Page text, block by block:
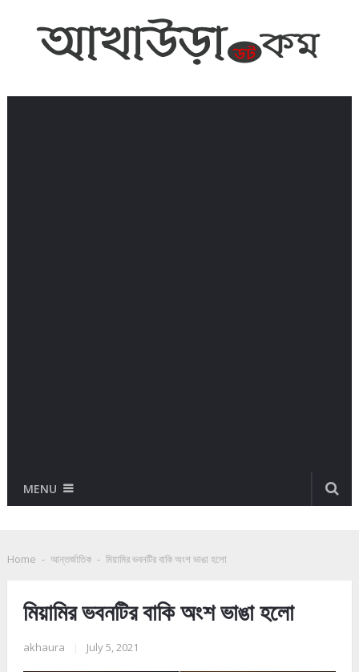
MENU
Home - আন্তর্জাতিক - মিয়ামির ভবনটির বাকি অংশ ভাঙা হলো
মিয়ামির ভবনটির বাকি অংশ ভাঙা হলো
akhaura July 5, 2021